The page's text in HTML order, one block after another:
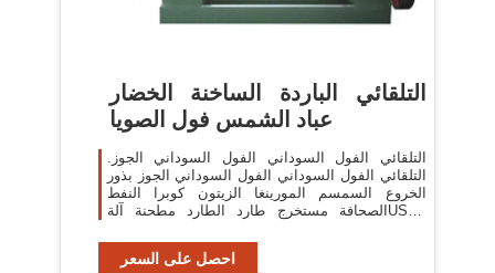
التلقائي الباردة الساخنة الخضار
عباد الشمس فول الصويا
التلقائي الفول السوداني الفول السوداني الجوز.
التلقائي الفول السوداني الفول السوداني الجوز بذور
الخروع السمسم المورينغا الزيتون كوبرا النفط
الصحافة مستخرج طارد الطارد مطحنة آلةUS $
معرف
احصل على السعر